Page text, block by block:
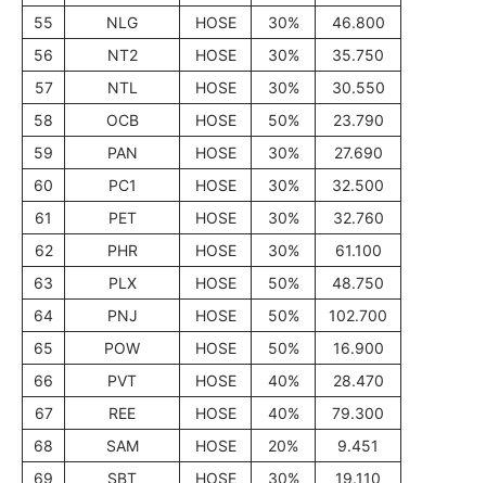
55
NLG HOSE 30%
46.800
56
NT2 HOSE 30%
35.750
57
NTL HOSE 30%
30.550
58
OCB HOSE 50%
23.790
59
PAN HOSE 30%
27.690
60
PC1 HOSE 30%
32.500
61
PET HOSE 30%
32.760
62
PHR HOSE 30%
61.100
63
PLX HOSE 50%
48.750
64
PNJ HOSE 50%
102.700
65
POW HOSE 50%
16.900
66
PVT HOSE 40%
28.470
67
REE HOSE 40%
79.300
68
SAM HOSE 20%
9.451
69
SBT HOSE 30% 19.110